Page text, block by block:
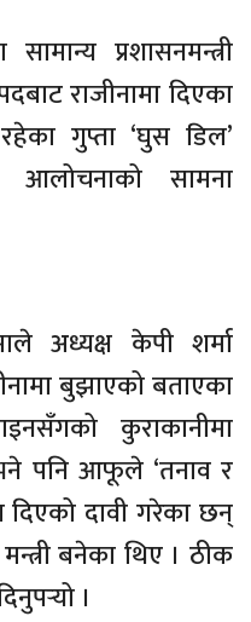
प्रशासनमन्त्री
राजीनामा दिएका
गुप्ता ‘घुस डिल’
आलोचनाको सामना
अध्यक्ष केपी शर्मा
बुझाएको बताएका
कुराकानीमा
पनि आफूले ‘तनाव र
दिएको दावी गरेका छन्
बनेका थिए । ठीक
।